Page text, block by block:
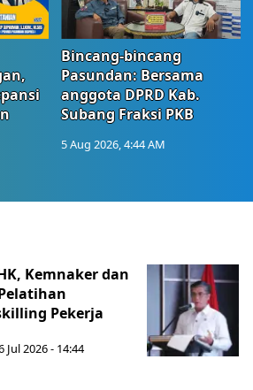
Bincang-bincang
Pasundan: Bersama
anggota DPRD Kab.
Subang Fraksi PKB
5 Aug 2026, 4:44 AM
Kemnaker dan
Pekerja
Jul 2026 - 14:44